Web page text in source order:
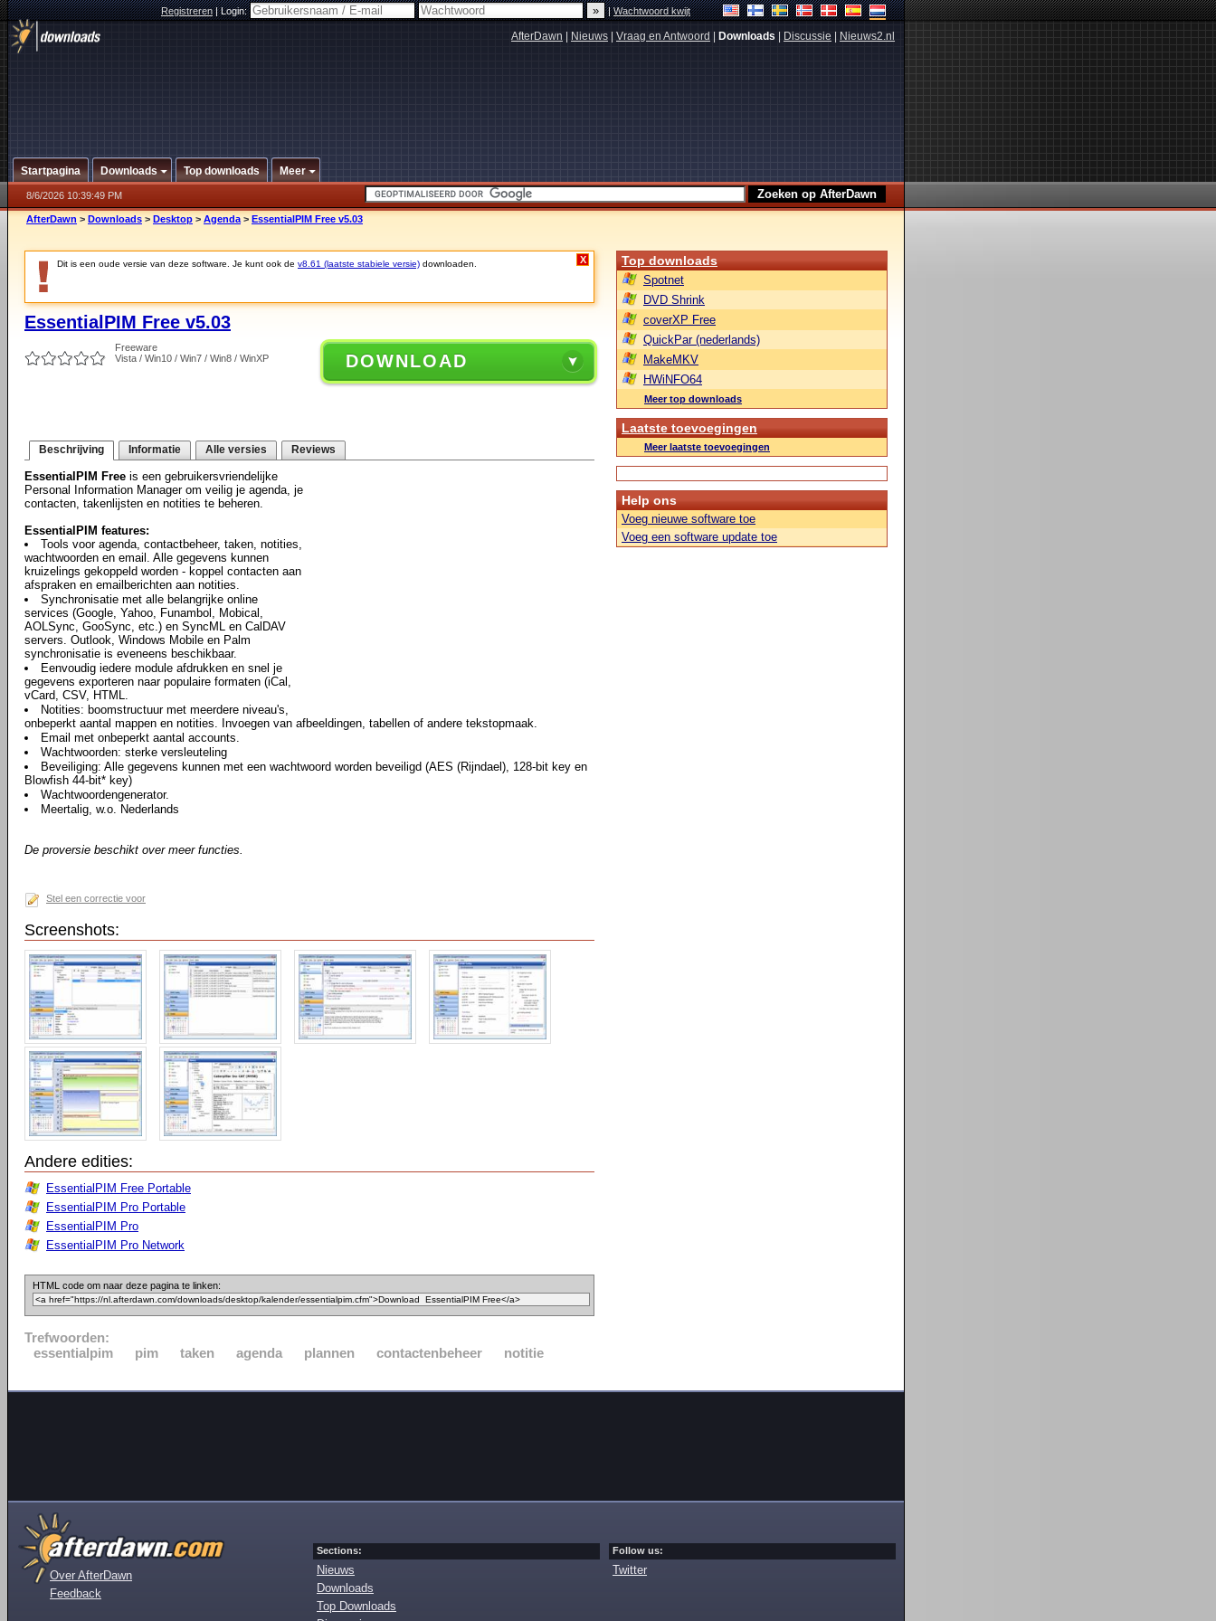
Registreren|Login: |Wachtwoord kwijt
AfterDawn Nieuws Vraag en Antwoord Downloads Discussie Nieuws2.nl
Startpagina Downloads Top downloads Meer
8/6/2026 10:39:49 PM
AfterDawn > Downloads > Desktop > Agenda > EssentialPIM Free v5.03
Dit is een oude versie van deze software. Je kunt ook de v8.61 (laatste stabiele versie) downloaden. X
EssentialPIM Free v5.03
Freeware
Vista / Win10 / Win7 / Win8 / WinXP
DOWNLOAD
Beschrijving Informatie Alle versies Reviews
EssentialPIM Free is een gebruikersvriendelijke
Personal Information Manager om veilig je agenda, je
contacten, takenlijsten en notities te beheren.
EssentialPIM features:
Tools voor agenda, contactbeheer, taken, notities,
wachtwoorden en email. Alle gegevens kunnen
kruizelings gekoppeld worden - koppel contacten aan
afspraken en emailberichten aan notities.
Synchronisatie met alle belangrijke online
services (Google, Yahoo, Funambol, Mobical,
AOLSync, GooSync, etc.) en SyncML en CalDAV
servers. Outlook, Windows Mobile en Palm
synchronisatie is eveneens beschikbaar.
Eenvoudig iedere module afdrukken en snel je
gegevens exporteren naar populaire formaten (iCal,
vCard, CSV, HTML.
Notities: boomstructuur met meerdere niveau's,
onbeperkt aantal mappen en notities. Invoegen van afbeeldingen, tabellen of andere tekstopmaak.
Email met onbeperkt aantal accounts.
Wachtwoorden: sterke versleuteling
Beveiliging: Alle gegevens kunnen met een wachtwoord worden beveiligd (AES (Rijndael), 128-bit key en
Blowfish 44-bit* key)
Wachtwoordengenerator.
Meertalig, w.o. Nederlands
De proversie beschikt over meer functies.
Stel een correctie voor
Screenshots:
Andere edities:
EssentialPIM Free Portable
EssentialPIM Pro Portable
EssentialPIM Pro
EssentialPIM Pro Network
HTML code om naar deze pagina te linken:
Trefwoorden:
essentialpim
pim taken agenda plannen contactenbeheer notitie
Top downloads
Spotnet
DVD Shrink
coverXP Free
QuickPar (nederlands)
MakeMKV
HWiNFO64
Meer top downloads
Laatste toevoegingen
Meer laatste toevoegingen
Help ons
Voeg nieuwe software toe
Voeg een software update toe
Over AfterDawn
Feedback
Sections:
Nieuws
Downloads
Top Downloads
Follow us:
Twitter